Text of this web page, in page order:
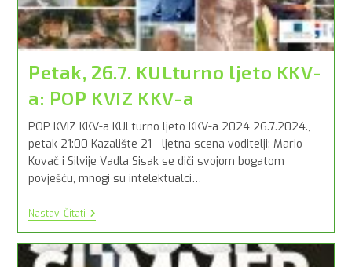
Petak, 26.7. KULturno ljeto KKV-
a: POP KVIZ KKV-a
POP KVIZ KKV-a KULturno ljeto KKV-a 2024 26.7.2024.,
petak 21:00 Kazalište 21 - ljetna scena voditelji: Mario
Kovač i Silvije Vadla Sisak se diči svojom bogatom
povješću, mnogi su intelektualci…
Nastavi ČitatiPetak,
26.7.
KULturno
Ljeto